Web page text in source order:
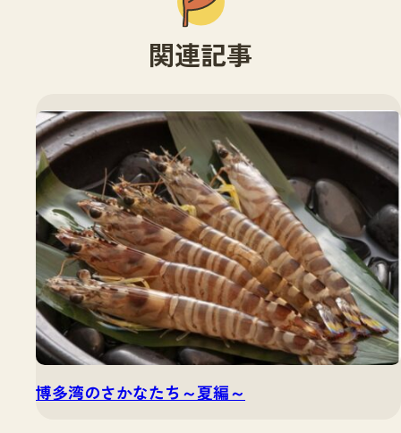
関連記事
博多湾のさかなたち～夏編～